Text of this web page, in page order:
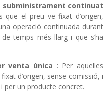
subministrament continuat
que el preu ve fixat d’origen,
operació continuada durant
temps més llarg i que s’ha
venta única : Per aquelles
d’origen, sense comissió, i
per un producte concret.